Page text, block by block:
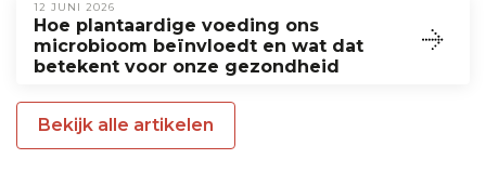
12 JUNI 2026
Hoe plantaardige voeding ons
microbioom beïnvloedt en wat dat
betekent voor onze gezondheid
Bekijk alle artikelen